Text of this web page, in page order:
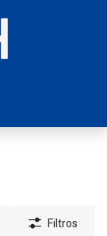
Filtros